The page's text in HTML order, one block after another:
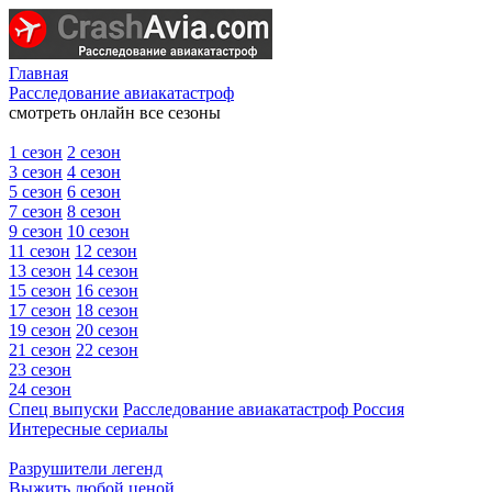
Главная
Расследование авиакатастроф
смотреть онлайн все сезоны
1 сезон 2 сезон
3 сезон 4 сезон
5 сезон 6 сезон
7 сезон 8 сезон
9 сезон 10 сезон
11 сезон 12 сезон
13 сезон 14 сезон
15 сезон 16 сезон
17 сезон 18 сезон
19 сезон 20 сезон
21 сезон 22 сезон
23 сезон
24 сезон
Спец выпуски Расследование авиакатастроф Россия
Интересные сериалы
Разрушители легенд
Выжить любой ценой